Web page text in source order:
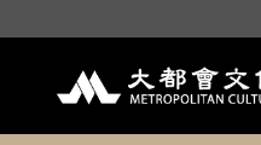
to